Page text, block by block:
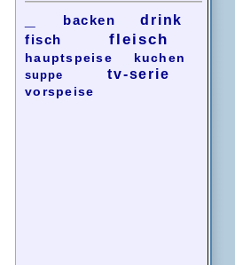
backen
drink
fisch
fleisch
hauptspeise kuchen
suppe tv-serie
vorspeise